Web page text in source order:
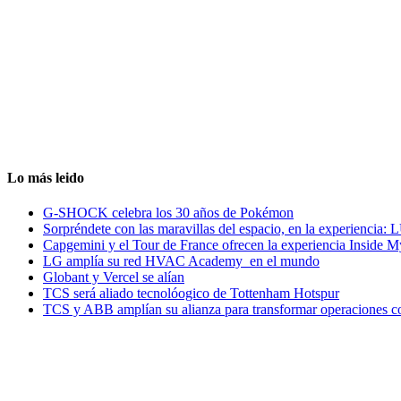
Lo más leido
G-SHOCK celebra los 30 años de Pokémon
Sorpréndete con las maravillas del espacio, en la experiencia:
Capgemini y el Tour de France ofrecen la experiencia Inside
LG amplía su red HVAC Academy en el mundo
Globant y Vercel se alían
TCS será aliado tecnolóogico de Tottenham Hotspur
TCS y ABB amplían su alianza para transformar operaciones